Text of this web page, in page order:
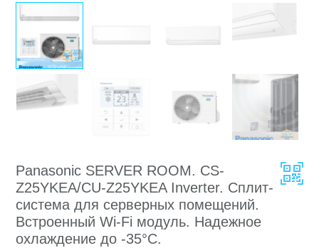
Panasonic SERVER ROOM. CS-
Z25YKEA/CU-Z25YKEA Inverter. Cплит-
система для серверных помещений.
Встроенный Wi-Fi модуль. Надежное
охлаждение до -35°С.